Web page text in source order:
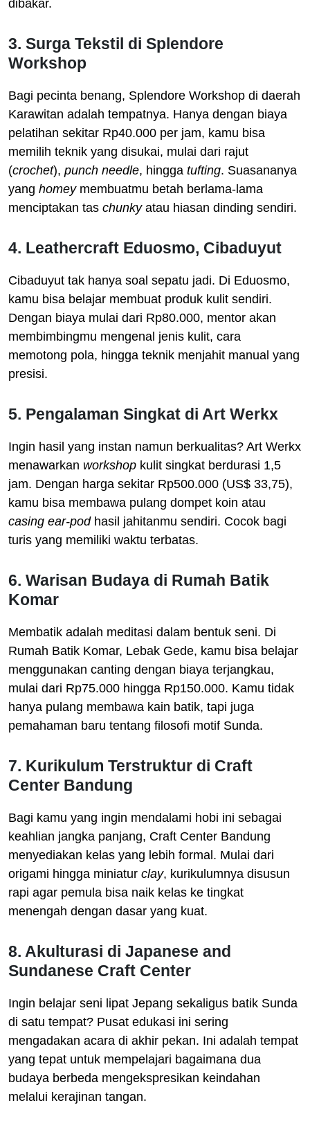
dibakar.
3. Surga Tekstil di Splendore
Workshop
Bagi pecinta benang, Splendore Workshop di daerah
Karawitan adalah tempatnya. Hanya dengan biaya
pelatihan sekitar Rp40.000 per jam, kamu bisa
memilih teknik yang disukai, mulai dari rajut
(crochet), punch needle, hingga tufting. Suasananya
yang homeymembuatmu betah berlama-lama
menciptakan tas chunkyatau hiasan dinding sendiri.
4. Leathercraft Eduosmo, Cibaduyut
Cibaduyut tak hanya soal sepatu jadi. Di Eduosmo,
kamu bisa belajar membuat produk kulit sendiri.
Dengan biaya mulai dari Rp80.000, mentor akan
membimbingmu mengenal jenis kulit, cara
memotong pola, hingga teknik menjahit manual yang
presisi.
5. Pengalaman Singkat di Art Werkx
Ingin hasil yang instan namun berkualitas? Art Werkx
menawarkan workshop kulit singkat berdurasi 1,5
jam. Dengan harga sekitar Rp500.000 (US$ 33,75),
kamu bisa membawa pulang dompet koin atau
casing ear-podhasil jahitanmu sendiri. Cocok bagi
turis yang memiliki waktu terbatas.
6. Warisan Budaya di Rumah Batik
Komar
Membatik adalah meditasi dalam bentuk seni. Di
Rumah Batik Komar, Lebak Gede, kamu bisa belajar
menggunakan canting dengan biaya terjangkau,
mulai dari Rp75.000 hingga Rp150.000. Kamu tidak
hanya pulang membawa kain batik, tapi juga
pemahaman baru tentang filosofi motif Sunda.
7. Kurikulum Terstruktur di Craft
Center Bandung
Bagi kamu yang ingin mendalami hobi ini sebagai
keahlian jangka panjang, Craft Center Bandung
menyediakan kelas yang lebih formal. Mulai dari
origami hingga miniatur clay, kurikulumnya disusun
rapi agar pemula bisa naik kelas ke tingkat
menengah dengan dasar yang kuat.
8. Akulturasi di Japanese and
Sundanese Craft Center
Ingin belajar seni lipat Jepang sekaligus batik Sunda
di satu tempat? Pusat edukasi ini sering
mengadakan acara di akhir pekan. Ini adalah tempat
yang tepat untuk mempelajari bagaimana dua
budaya berbeda mengekspresikan keindahan
melalui kerajinan tangan.